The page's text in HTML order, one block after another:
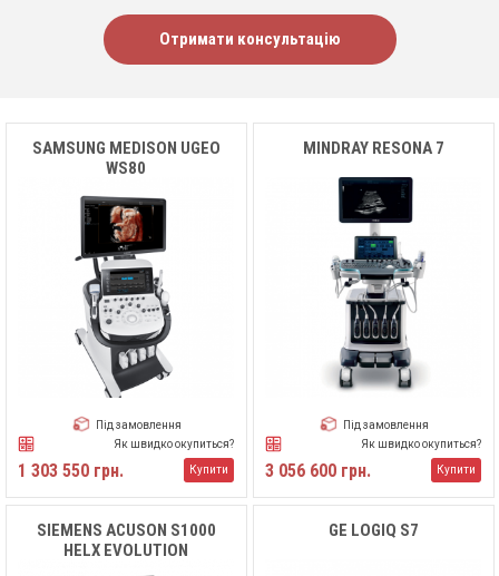
Отримати консультацію
SAMSUNG MEDISON UGEO
WS80
Під замовлення
Як швидко окупиться?
1 303 550 грн. Купити
MINDRAY RESONA 7
Під замовлення
Як швидко окупиться?
3 056 600 грн. Купити
SIEMENS ACUSON S1000
HELX EVOLUTION
GE LOGIQ S7